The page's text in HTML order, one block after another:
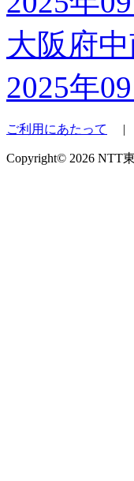
大阪府
2025年
ご利用にあたって |
Copyright© 2026 NTT